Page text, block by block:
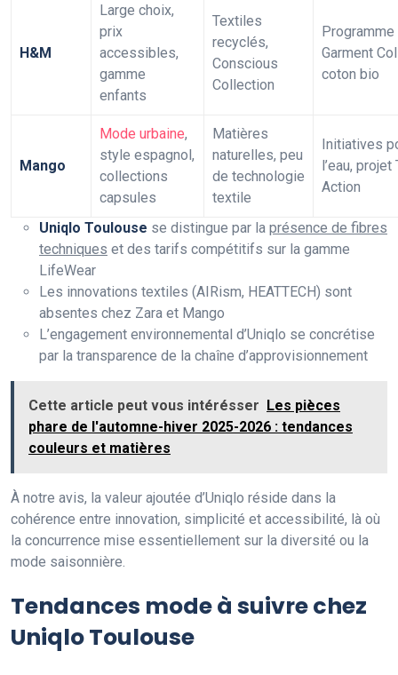
H&M
Large choix,
prix
accessibles,
gamme
enfants
Textiles
recyclés,
Conscious
Collection
Programme
Garment
coton bio
Mango
Mode urbaine,
style espagnol,
collections
capsules
Matières
naturelles, peu
de technologie
textile
Initiatives
l’eau, projet
Action
Uniqlo Toulouse se distingue par la présence de fibres
techniques et des tarifs compétitifs sur la gamme
LifeWear
Les innovations textiles (AIRism, HEATTECH) sont
absentes chez Zara et Mango
L’engagement environnemental d’Uniqlo se concrétise
par la transparence de la chaîne d’approvisionnement
Cette article peut vous intérésser Les pièces
phare de l'automne-hiver 2025-2026 : tendances
couleurs et matières
À notre avis, la valeur ajoutée d’Uniqlo réside dans la
cohérence entre innovation, simplicité et accessibilité, là où
la concurrence mise essentiellement sur la diversité ou la
mode saisonnière.
Tendances mode à suivre chez
Uniqlo Toulouse